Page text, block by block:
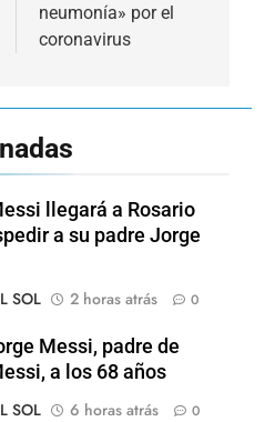
neumonía» por el
coronavirus
llegará a Rosario
a su padre Jorge
SOL
2 horas atrás 0
Messi, padre de
a los 68 años
SOL
6 horas atrás 0